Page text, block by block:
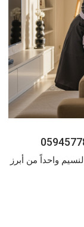
واحداً من أبرز